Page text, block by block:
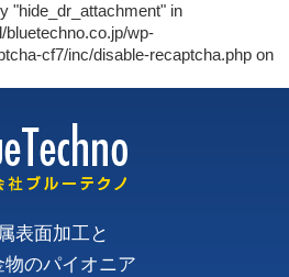
"hide_dr_attachment" in
bluetechno.co.jp/wp-
cf7/inc/disable-recaptcha.php on
表面加工と
のパイオニア